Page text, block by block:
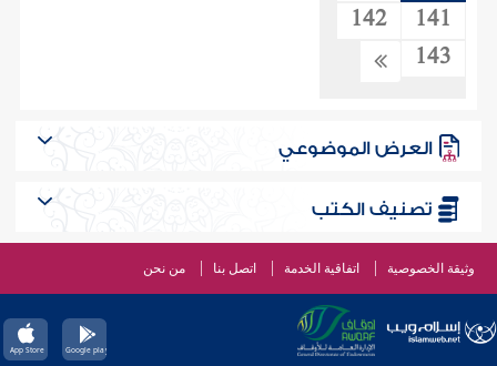
141
142
143
العرض الموضوعي
تصنيف الكتب
وثيقة الخصوصية اتفاقية الخدمة اتصل بنا من نحن